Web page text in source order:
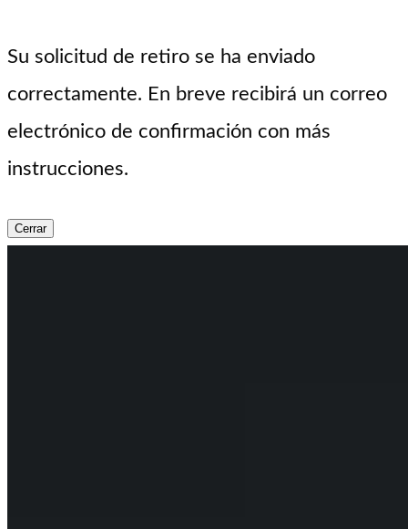
Su solicitud de retiro se ha enviado
correctamente. En breve recibirá un correo
electrónico de confirmación con más
instrucciones.
Cerrar